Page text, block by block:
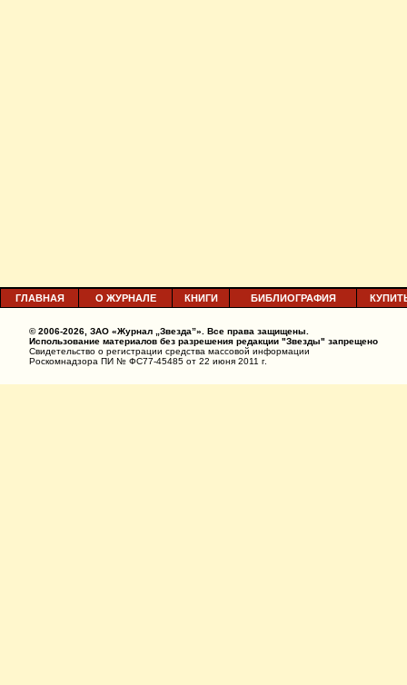
ГЛАВНАЯ О ЖУРНАЛЕ КНИГИ БИБЛИОГРАФИЯ
© 2006-2026, ЗАО «Журнал „Звезда”». Все права защищены.
Использование материалов без разрешения редакции "Звезды" запрещено
Свидетельство о регистрации средства массовой информации
Роскомнадзора ПИ № ФС77-45485 от 22 июня 2011 г.